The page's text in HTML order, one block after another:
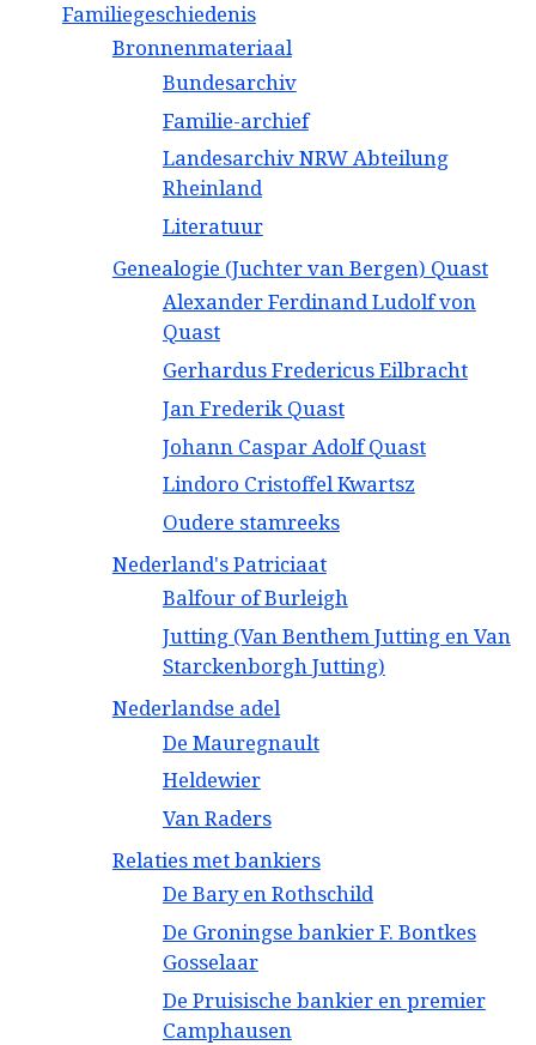
Familiegeschiedenis
Bronnenmateriaal
Bundesarchiv
Familie-archief
Landesarchiv NRW Abteilung
Rheinland
Literatuur
Genealogie (Juchter van Bergen) Quast
Alexander Ferdinand Ludolf von
Quast
Gerhardus Fredericus Eilbracht
Jan Frederik Quast
Johann Caspar Adolf Quast
Lindoro Cristoffel Kwartsz
Oudere stamreeks
Nederland's Patriciaat
Balfour of Burleigh
Jutting (Van Benthem Jutting en Van
Starckenborgh Jutting)
Nederlandse adel
De Mauregnault
Heldewier
Van Raders
Relaties met bankiers
De Bary en Rothschild
De Groningse bankier F. Bontkes
Gosselaar
De Pruisische bankier en premier
Camphausen